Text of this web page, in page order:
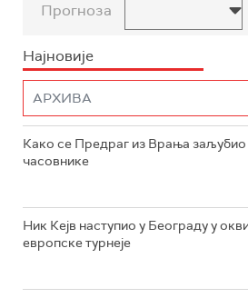
Прогноза
Најновије
Како се Предраг из Врања заљубио
часовнике
Ник Кејв наступио у Београду у
европске турнеје